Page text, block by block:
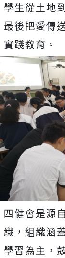
學生從土地
最後把愛傳
實踐教育。
四健會是源
織，組織涵
學習為主，